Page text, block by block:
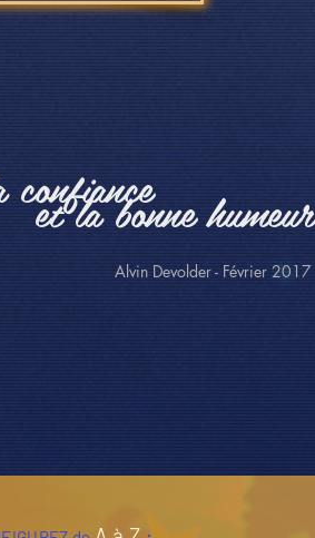
et la bonne
Alvin Devolder - Février 2017